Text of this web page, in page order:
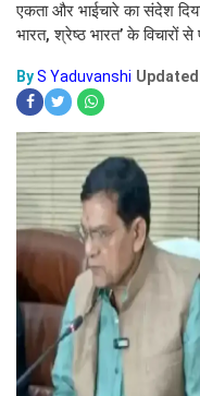
एकता और भाईचारे का संदेश
भारत, श्रेष्ठ भारत’ के विचारों
ByS Yaduvanshi